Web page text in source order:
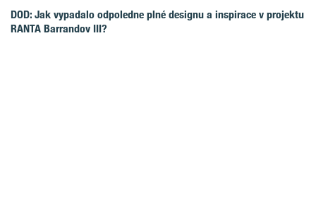
DOD: Jak vypadalo odpoledne plné designu a inspirace v projektu
RANTA Barrandov III?